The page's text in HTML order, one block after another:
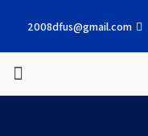
2008dfus@gmail.com